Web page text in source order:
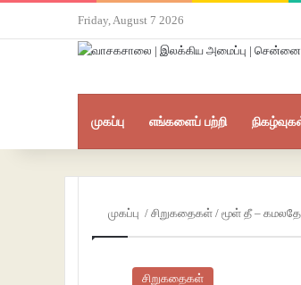
Friday, August 7 2026
முகப்பு எங்களைப் பற்றி
முகப்பு / சிறுகதைகள் / மூள் தீ –
சிறுகதைகள்